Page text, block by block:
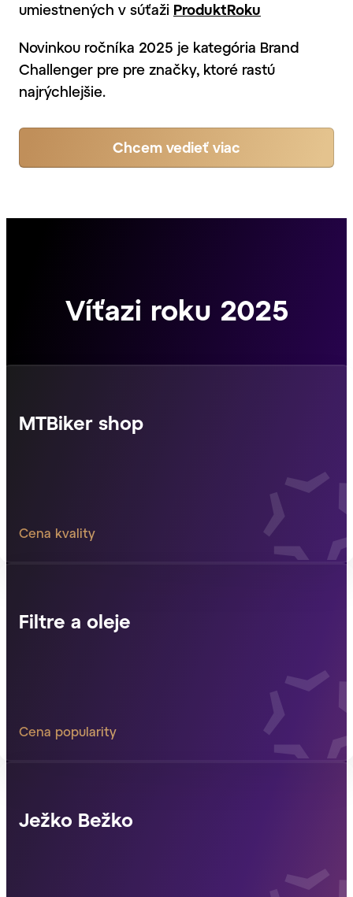
umiestnených v súťaži ProduktRoku
Novinkou ročníka 2025 je kategória Brand
Challenger pre pre značky, ktoré rastú
najrýchlejšie.
Chcem vedieť viac
Víťazi roku 2025
MTBiker shop
Cena kvality
Filtre a oleje
Cena popularity
Ježko Bežko